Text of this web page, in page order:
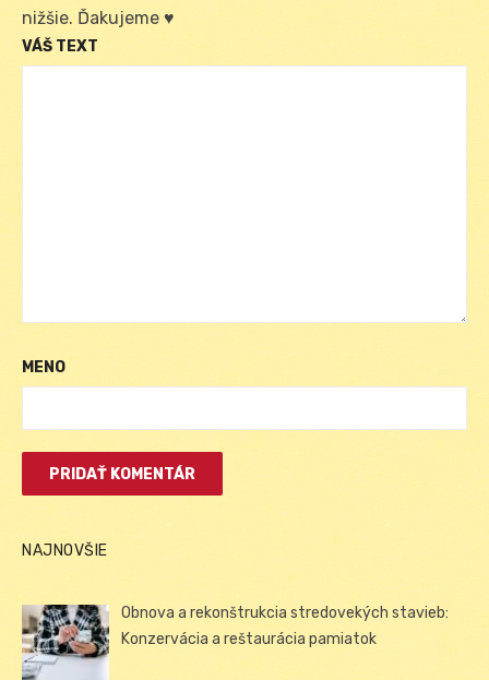
nižšie. Ďakujeme ♥
VÁŠ TEXT
MENO
NAJNOVŠIE
Obnova a rekonštrukcia stredovekých stavieb:
Konzervácia a reštaurácia pamiatok